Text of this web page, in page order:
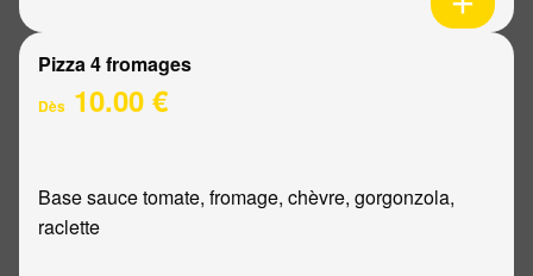
Pizza 4 fromages
Dès 10.00 €
Base sauce tomate, fromage, chèvre, gorgonzola,
raclette